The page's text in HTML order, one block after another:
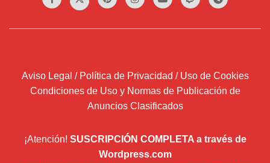
Aviso Legal / Política de Privacidad / Uso de Cookies
Condiciones de Uso y Normas de Publicación de
Anuncios Clasificados
¡Atención! SUSCRIPCIÓN COMPLETA a través de
Wordpress.com